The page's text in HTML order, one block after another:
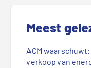
Meest
ACM
verkoop van